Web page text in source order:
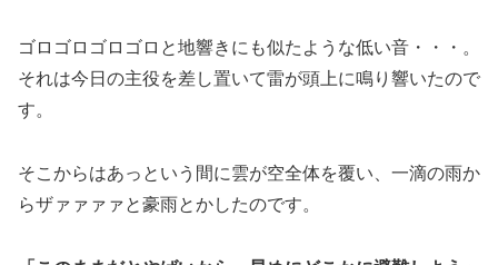
ゴロゴロゴロゴロと地響きにも似たような低い音・・・。
それは今日の主役を差し置いて雷が頭上に鳴り響いたので
す。
そこからはあっという間に雲が空全体を覆い、一滴の雨か
らザァァァァと豪雨とかしたのです。